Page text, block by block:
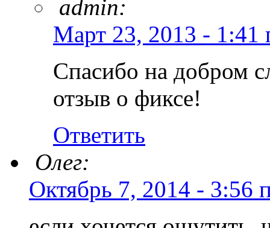
admin:
Март 23, 2013 - 1:41
Спасибо на добром
отзыв о фиксе!
Ответить
Олег:
Октябрь 7, 2014 - 3:56